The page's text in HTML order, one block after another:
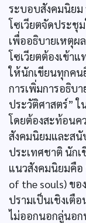
ระบอบสังคมนิยม
โซเวียตจัดประชุ
เพื่ออธิบายเหตุผ
โซเวียตต้องเข้า
ให้นักเขียนทุกค
การเพิ่มการอธิบ
ประวัติศาสตร์”
โดยต้องสะท้อนค
สังคมนิยมและสนั
ประเทศชาติ นัก
แนวสังคมนิยมคือ
of the souls) ข
ปรามเป็นเชิงเตื
ไม่ออกนอกลู่นอก